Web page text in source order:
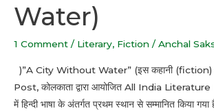
Water)
1 Comment / Literary, Fiction / Anchal
)”A City Without Water” (इस कहानी
Post, कोलकाता द्वारा आयोजित All India
में हिन्दी भाषा के अंतर्गत प्रथम स्थान से सम्मानित किया